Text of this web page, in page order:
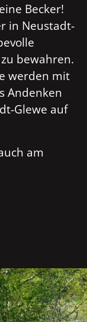
Becker!
in Neustadt-
bewahren.
werden mit
Andenken
Glewe auf
am